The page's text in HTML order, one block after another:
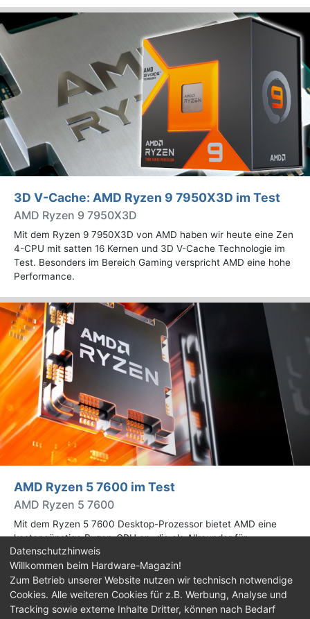
3D V-Cache: AMD Ryzen 9 7950X3D im Test
AMD Ryzen 9 7950X3D
Mit dem Ryzen 9 7950X3D von AMD haben wir heute eine Zen
4-CPU mit satten 16 Kernen und 3D V-Cache Technologie im
Test. Besonders im Bereich Gaming verspricht AMD eine hohe
Performance.
AMD Ryzen 5 7600 im Test
AMD Ryzen 5 7600
Mit dem Ryzen 5 7600 Desktop-Prozessor bietet AMD eine
kostengünstige Ryzen-CPU an, die als Allrounder für
verschiedene Workloads im heimischen PC dienen soll. Wir
haben sie in der Praxis ausgiebig getestet.
Impressum| Kontakt |Jobs |Datenschutz |
Datenschutzhinweis
Willkommen beim Hardware-Magazin!
Zum Betrieb unserer Website nutzen wir technisch notwendige
Cookies. Alle weiteren Cookies für z.B. Werbung, Analyse und
Tracking sowie externe Inhalte Dritter, können nach Bedarf